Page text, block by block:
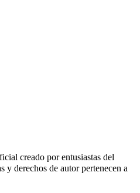
creado por entusiastas del
y derechos de autor pertenecen a